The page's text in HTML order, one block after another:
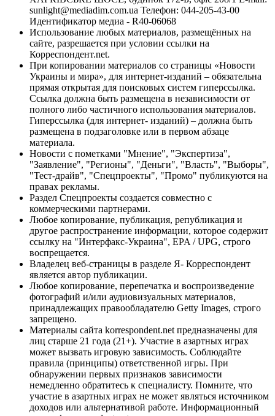
sunlight@mediadim.com.ua Телефон: 044-205-43-00
Идентификатор медиа - R40-06068
Использование любых материалов, размещённых на
сайте, разрешается при условии ссылки на
Корреспондент.net.
При копировании материалов со страницы «Новости
Украины и мира», для интернет-изданий – обязательна
прямая открытая для поисковых систем гиперссылка.
Ссылка должна быть размещена в независимости от
полного либо частичного использования материалов.
Гиперссылка (для интернет- изданий) – должна быть
размещена в подзаголовке или в первом абзаце
материала.
Новости с пометками "Мнение", "Экспертиза",
"Заявление", "Регионы", "Деньги", "Власть", "Выборы",
"Тест-драйв", "Спецпроекты", "Промо" публикуются на
правах рекламы.
Раздел Спецпроекты создается совместно с
коммерческими партнерами.
Любое копирование, публикация, републикация и
другое распространение информации, которое содержит
ссылку на "Интерфакс-Украина", EPA / UPG, строго
воспрещается.
Владелец веб-страницы в разделе Я- Корреспондент
является автор публикации.
Любое копирование, перепечатка и воспроизведение
фотографий и/или аудиовизуальных материалов,
принадлежащих правообладателю Getty Images, строго
запрещено.
Материалы сайта korrespondent.net предназначены для
лиц старше 21 года (21+). Участие в азартных играх
может вызвать игровую зависимость. Соблюдайте
правила (принципы) ответственной игры. При
обнаружении первых признаков зависимости
немедленно обратитесь к специалисту. Помните, что
участие в азартных играх не может являться источником
доходов или альтернативой работе. Информационный